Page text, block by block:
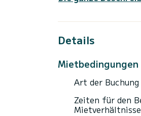
ist unter anderem
Zögern Sie nicht,
Details
Mietbedingungen
Art der Buchung
Zeiten für den